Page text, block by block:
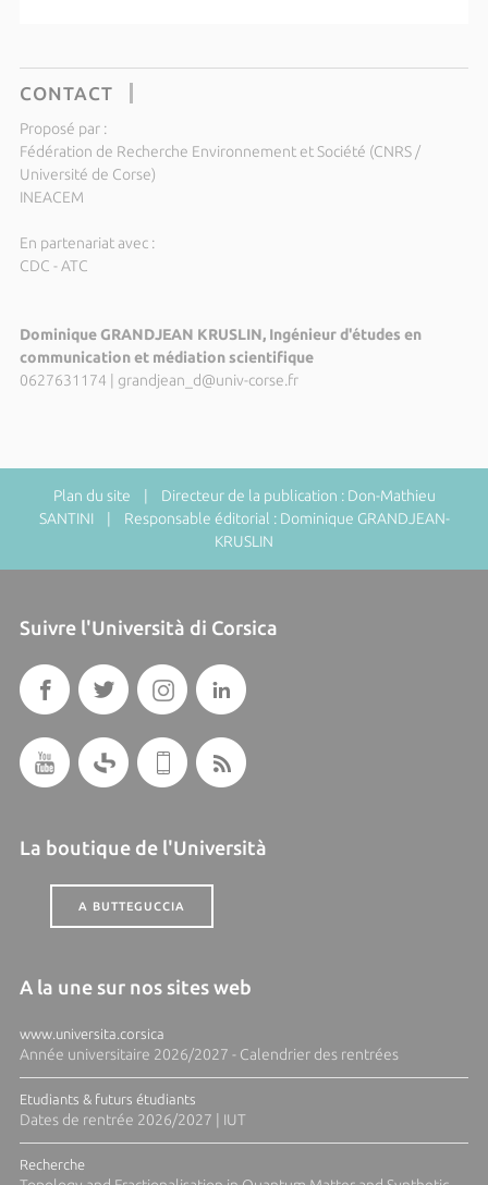
CONTACT
Proposé par :
Fédération de Recherche Environnement et Société (CNRS /
Université de Corse)
INEACEM
En partenariat avec :
CDC - ATC
Dominique GRANDJEAN KRUSLIN, Ingénieur d'études en
communication et médiation scientifique
0627631174
grandjean_d@univ-corse.fr
Plan du site | Directeur de la publication : Don-Mathieu
SANTINI | Responsable éditorial : Dominique GRANDJEAN-
KRUSLIN
Suivre l'Università di Corsica
La boutique de l'Università
A BUTTEGUCCIA
A la une sur nos sites web
www.universita.corsica
Année universitaire 2026/2027 - Calendrier des rentrées
Etudiants & futurs étudiants
Dates de rentrée 2026/2027 | IUT
Recherche